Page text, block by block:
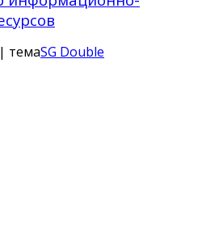
| темаSG Double